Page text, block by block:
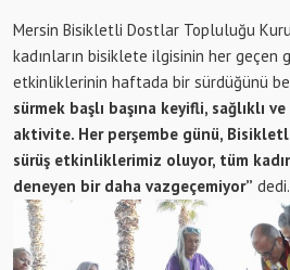
Mersin Bisikletli Dostlar Topluluğu
kadınların bisiklete ilgisinin her geçen
etkinliklerinin haftada bir sürdüğünü
sürmek başlı başına keyifli, sağlıklı
aktivite. Her perşembe günü, Bisikletli
sürüş etkinliklerimiz oluyor, tüm
deneyen bir daha vazgeçemiyor” dedi.